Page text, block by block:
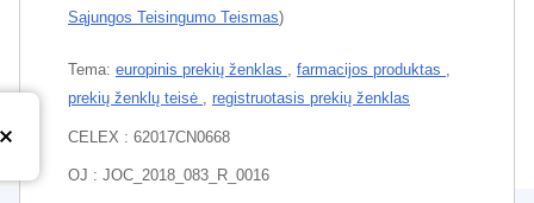
Sąjungos Teisingumo Teismas)
Tema: europinis prekių ženklas , farmacijos produktas ,
prekių ženklų teisė , registruotasis prekių ženklas
CELEX : 62017CN0668
OJ : JOC_2018_083_R_0016